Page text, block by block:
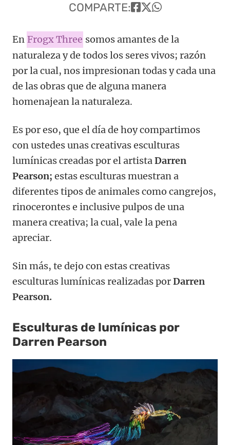
COMPARTE:
En Frogx Three somos amantes de la
naturaleza y de todos los seres vivos; razón
por la cual, nos impresionan todas y cada una
de las obras que de alguna manera
homenajean la naturaleza.
Es por eso, que el día de hoy compartimos
con ustedes unas creativas esculturas
lumínicas creadas por el artistaDarren
Pearson; estas esculturas muestran a
diferentes tipos de animales como cangrejos,
rinocerontes e inclusive pulpos de una
manera creativa; la cual, vale la pena
apreciar.
Sin más, te dejo con estas creativas
esculturas lumínicas realizadas porDarren
Pearson.
Esculturas de lumínicas por
Darren Pearson